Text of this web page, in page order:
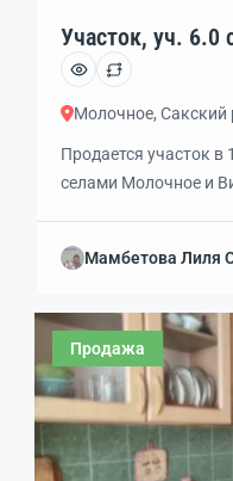
Молочное,
Продается участок
селами Молочное и
подключения
Мамбетова Лиля
Продажа